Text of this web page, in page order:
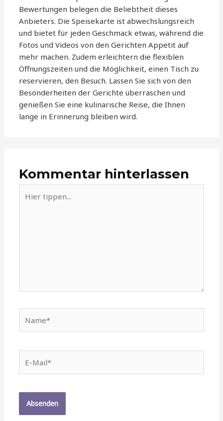
Bewertungen belegen die Beliebtheit dieses
Anbieters. Die Speisekarte ist abwechslungsreich
und bietet für jeden Geschmack etwas, während die
Fotos und Videos von den Gerichten Appetit auf
mehr machen. Zudem erleichtern die flexiblen
Öffnungszeiten und die Möglichkeit, einen Tisch zu
reservieren, den Besuch. Lassen Sie sich von den
Besonderheiten der Gerichte überraschen und
genießen Sie eine kulinarische Reise, die Ihnen
lange in Erinnerung bleiben wird.
Kommentar hinterlassen
tippen...
Mail*